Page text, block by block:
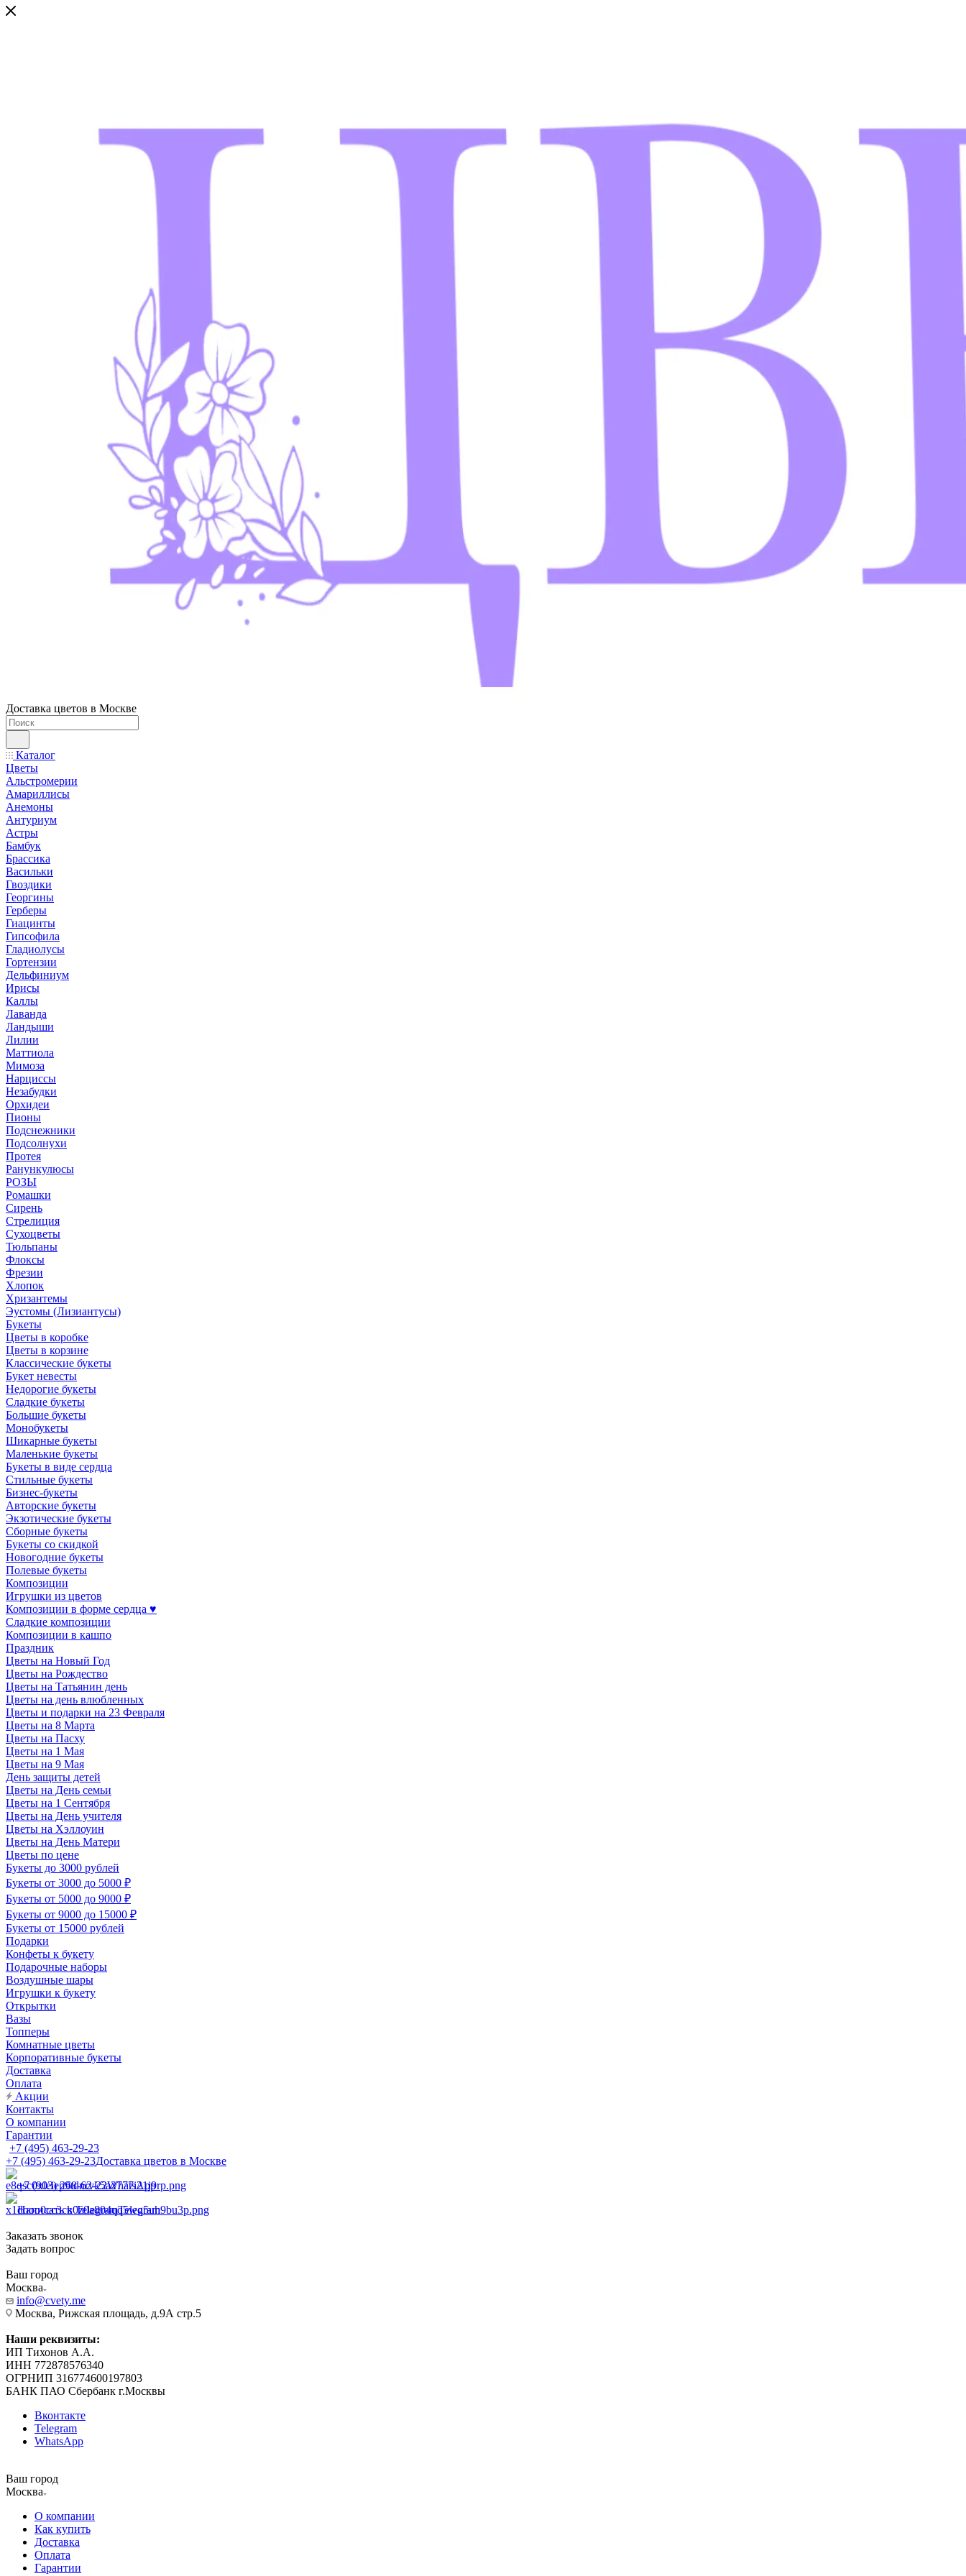
Доставка цветов в Москве
Каталог
Цветы
Альстромерии
Амариллисы
Анемоны
Антуриум
Астры
Бамбук
Брассика
Васильки
Гвоздики
Георгины
Герберы
Гиацинты
Гипсофила
Гладиолусы
Гортензии
Дельфиниум
Ирисы
Каллы
Лаванда
Ландыши
Лилии
Маттиола
Мимоза
Нарциссы
Незабудки
Орхидеи
Пионы
Подснежники
Подсолнухи
Протея
Ранункулюсы
РОЗЫ
Ромашки
Сирень
Стрелиция
Сухоцветы
Тюльпаны
Флоксы
Фрезии
Хлопок
Хризантемы
Эустомы (Лизиантусы)
Букеты
Цветы в коробке
Цветы в корзине
Классические букеты
Букет невесты
Недорогие букеты
Сладкие букеты
Большие букеты
Монобукеты
Шикарные букеты
Маленькие букеты
Букеты в виде сердца
Стильные букеты
Бизнес-букеты
Авторские букеты
Экзотические букеты
Сборные букеты
Букеты со скидкой
Новогодние букеты
Полевые букеты
Композиции
Игрушки из цветов
Композиции в форме сердца ♥
Сладкие композиции
Композиции в кашпо
Праздник
Цветы на Новый Год
Цветы на Рождество
Цветы на Татьянин день
Цветы на день влюбленных
Цветы и подарки на 23 Февраля
Цветы на 8 Марта
Цветы на Пасху
Цветы на 1 Мая
Цветы на 9 Мая
День защиты детей
Цветы на День семьи
Цветы на 1 Сентября
Цветы на День учителя
Цветы на Хэллоуин
Цветы на День Матери
Цветы по цене
Букеты до 3000 рублей
Букеты от 3000 до 5000 ₽
Букеты от 5000 до 9000 ₽
Букеты от 9000 до 15000 ₽
Букеты от 15000 рублей
Подарки
Конфеты к букету
Подарочные наборы
Воздушные шары
Игрушки к букету
Открытки
Вазы
Топперы
Комнатные цветы
Корпоративные букеты
Доставка
Оплата
Акции
Контакты
О компании
Гарантии
+7 (495) 463-29-23
+7 (495) 463-29-23Доставка цветов в Москве
+7 (903) 268-62-22WhatsApp
Написать в TelegramTelegram
Заказать звонок
Задать вопрос
Ваш город
Москва
info@cvety.me
Москва, Рижская площадь, д.9А стр.5
Наши реквизиты:
ИП Тихонов А.А.
ИНН 772878576340
ОГРНИП 316774600197803
БАНК ПАО Сбербанк г.Москвы
Вконтакте
Telegram
WhatsApp
Ваш город
Москва
О компании
Как купить
Доставка
Оплата
Гарантии